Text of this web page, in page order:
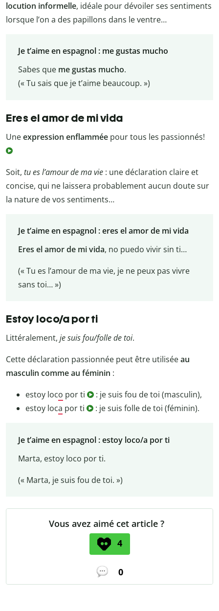
locution informelle, idéale pour dévoiler ses sentiments
lorsque l’on a des papillons dans le ventre…
Je t’aime en espagnol : me gustas mucho
Sabes que me gustas mucho.
(« Tu sais que je t’aime beaucoup. »)
Eres el amor de mi vida
Uneexpression enflammée pour tous les passionnés!
Soit, tu es l’amour de ma vie : une déclaration claire et
concise, qui ne laissera probablement aucun doute sur
la nature de vos sentiments…
Je t’aime en espagnol : eres el amor de mi vida
Eres el amor de mi vida, no puedo vivir sin ti…
(« Tu es l’amour de ma vie, je ne peux pas vivre
sans toi… »)
Estoy loco/a por ti
Littéralement, je suis fou/folle de toi.
Cette déclaration passionnée peut être utiliséeau
masculin comme au féminin :
estoy loco por ti
: je suis fou de toi (masculin),
estoy loca por ti : je suis folle de toi (féminin).
Je t’aime en espagnol : estoy loco/a por ti
Marta, estoy loco por ti.
(« Marta, je suis fou de toi. »)
Vous avez aimé cet article ?
4
0